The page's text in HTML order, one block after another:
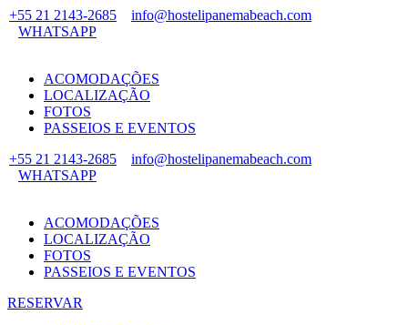
+55 21 2143-2685
info@hostelipanemabeach.com
WHATSAPP
ACOMODAÇÕES
LOCALIZAÇÃO
FOTOS
PASSEIOS E EVENTOS
+55 21 2143-2685
info@hostelipanemabeach.com
WHATSAPP
ACOMODAÇÕES
LOCALIZAÇÃO
FOTOS
PASSEIOS E EVENTOS
RESERVAR